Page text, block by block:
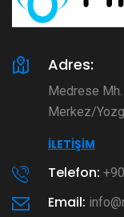
Adres:
Medrese
Merkez/
İLETIŞIM
Telefon:
Email: